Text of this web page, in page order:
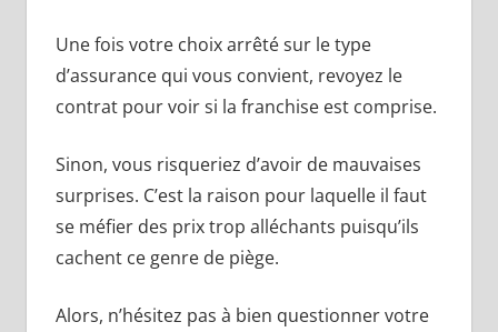
Une fois votre choix arrêté sur le type
d’assurance qui vous convient, revoyez le
contrat pour voir si la franchise est comprise.
Sinon, vous risqueriez d’avoir de mauvaises
surprises. C’est la raison pour laquelle il faut
se méfier des prix trop alléchants puisqu’ils
cachent ce genre de piège.
Alors, n’hésitez pas à bien questionner votre